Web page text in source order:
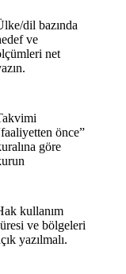
dil bazında
ve
net
önce”
göre
kullanım
ve bölgeleri
yazılmalı.